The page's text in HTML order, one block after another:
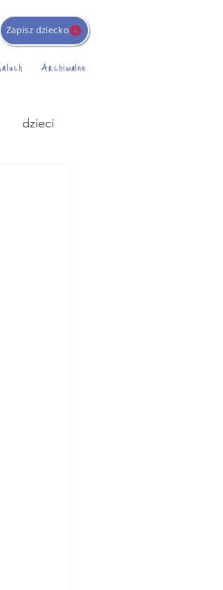
Zapisz dziecko
Archiwalne
dzieci